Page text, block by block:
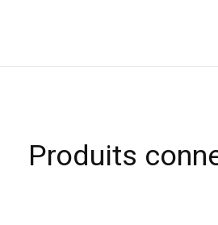
Produits